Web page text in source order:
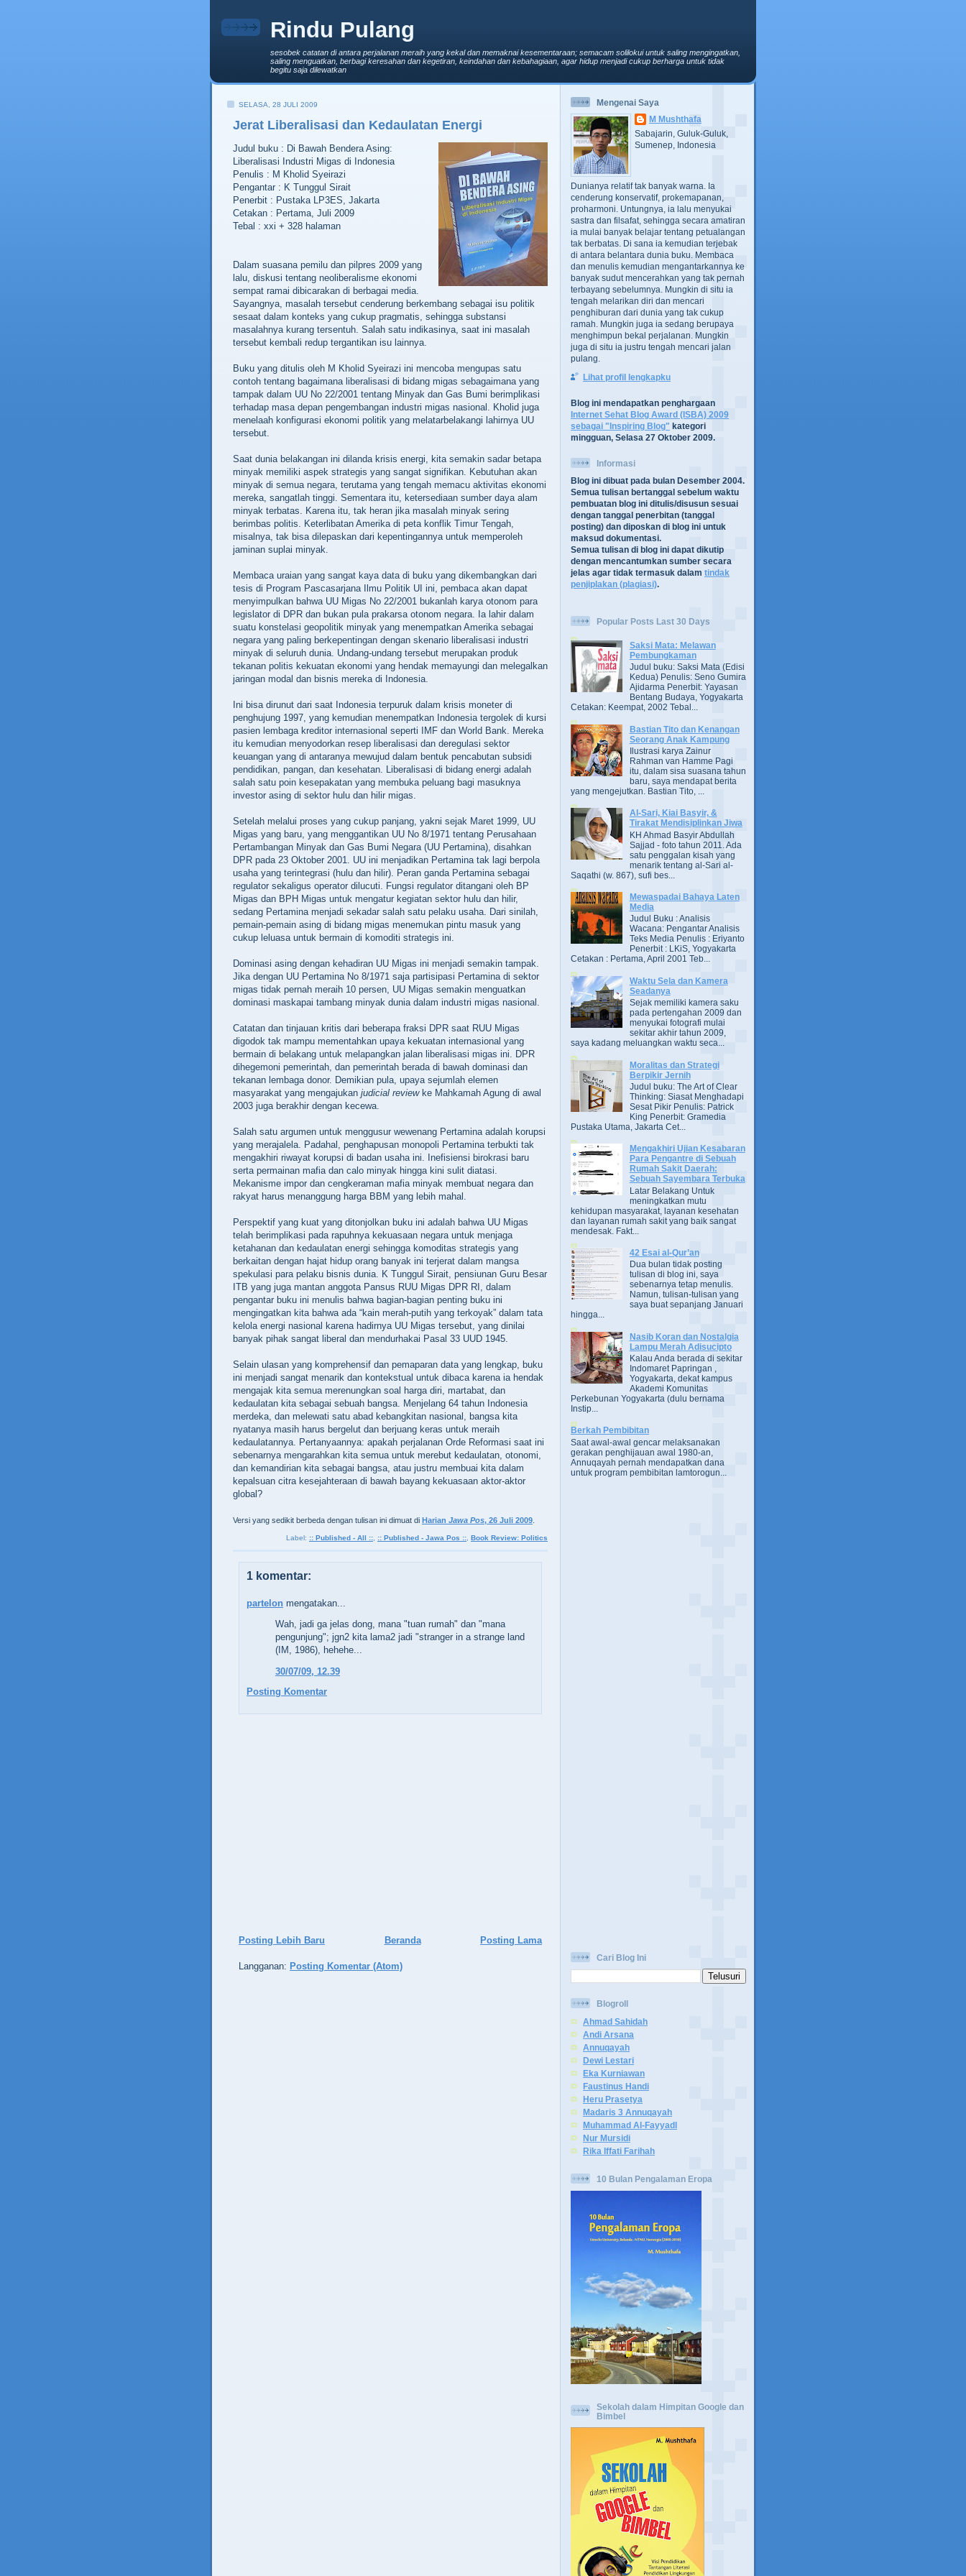
Rindu Pulang
sesobek catatan di antara perjalanan meraih yang kekal dan memaknai kesementaraan; semacam solilokui untuk saling mengingatkan,
saling menguatkan, berbagi keresahan dan kegetiran, keindahan dan kebahagiaan, agar hidup menjadi cukup berharga untuk tidak
begitu saja dilewatkan
SELASA, 28 JULI 2009
Jerat Liberalisasi dan Kedaulatan Energi
Judul buku : Di Bawah Bendera Asing:
Liberalisasi Industri Migas di Indonesia
Penulis : M Kholid Syeirazi
Pengantar : K Tunggul Sirait
Penerbit : Pustaka LP3ES, Jakarta
Cetakan : Pertama, Juli 2009
Tebal : xxi + 328 halaman
Dalam suasana pemilu dan pilpres 2009 yang
lalu, diskusi tentang neoliberalisme ekonomi
sempat ramai dibicarakan di berbagai media.
Sayangnya, masalah tersebut cenderung berkembang sebagai isu politik
sesaat dalam konteks yang cukup pragmatis, sehingga substansi
masalahnya kurang tersentuh. Salah satu indikasinya, saat ini masalah
tersebut kembali redup tergantikan isu lainnya.
Buku yang ditulis oleh M Kholid Syeirazi ini mencoba mengupas satu
contoh tentang bagaimana liberalisasi di bidang migas sebagaimana yang
tampak dalam UU No 22/2001 tentang Minyak dan Gas Bumi berimplikasi
terhadap masa depan pengembangan industri migas nasional. Kholid juga
menelaah konfigurasi ekonomi politik yang melatarbelakangi lahirnya UU
tersebut.
Saat dunia belakangan ini dilanda krisis energi, kita semakin sadar betapa
minyak memiliki aspek strategis yang sangat signifikan. Kebutuhan akan
minyak di semua negara, terutama yang tengah memacu aktivitas ekonomi
mereka, sangatlah tinggi. Sementara itu, ketersediaan sumber daya alam
minyak terbatas. Karena itu, tak heran jika masalah minyak sering
berimbas politis. Keterlibatan Amerika di peta konflik Timur Tengah,
misalnya, tak bisa dilepaskan dari kepentingannya untuk memperoleh
jaminan suplai minyak.
Membaca uraian yang sangat kaya data di buku yang dikembangkan dari
tesis di Program Pascasarjana Ilmu Politik UI ini, pembaca akan dapat
menyimpulkan bahwa UU Migas No 22/2001 bukanlah karya otonom para
legislator di DPR dan bukan pula prakarsa otonom negara. Ia lahir dalam
suatu konstelasi geopolitik minyak yang menempatkan Amerika sebagai
negara yang paling berkepentingan dengan skenario liberalisasi industri
minyak di seluruh dunia. Undang-undang tersebut merupakan produk
tekanan politis kekuatan ekonomi yang hendak memayungi dan melegalkan
jaringan modal dan bisnis mereka di Indonesia.
Ini bisa dirunut dari saat Indonesia terpuruk dalam krisis moneter di
penghujung 1997, yang kemudian menempatkan Indonesia tergolek di kursi
pasien lembaga kreditor internasional seperti IMF dan World Bank. Mereka
itu kemudian menyodorkan resep liberalisasi dan deregulasi sektor
keuangan yang di antaranya mewujud dalam bentuk pencabutan subsidi
pendidikan, pangan, dan kesehatan. Liberalisasi di bidang energi adalah
salah satu poin kesepakatan yang membuka peluang bagi masuknya
investor asing di sektor hulu dan hilir migas.
Setelah melalui proses yang cukup panjang, yakni sejak Maret 1999, UU
Migas yang baru, yang menggantikan UU No 8/1971 tentang Perusahaan
Pertambangan Minyak dan Gas Bumi Negara (UU Pertamina), disahkan
DPR pada 23 Oktober 2001. UU ini menjadikan Pertamina tak lagi berpola
usaha yang terintegrasi (hulu dan hilir). Peran ganda Pertamina sebagai
regulator sekaligus operator dilucuti. Fungsi regulator ditangani oleh BP
Migas dan BPH Migas untuk mengatur kegiatan sektor hulu dan hilir,
sedang Pertamina menjadi sekadar salah satu pelaku usaha. Dari sinilah,
pemain-pemain asing di bidang migas menemukan pintu masuk yang
cukup leluasa untuk bermain di komoditi strategis ini.
Dominasi asing dengan kehadiran UU Migas ini menjadi semakin tampak.
Jika dengan UU Pertamina No 8/1971 saja partisipasi Pertamina di sektor
migas tidak pernah meraih 10 persen, UU Migas semakin menguatkan
dominasi maskapai tambang minyak dunia dalam industri migas nasional.
Catatan dan tinjauan kritis dari beberapa fraksi DPR saat RUU Migas
digodok tak mampu mementahkan upaya kekuatan internasional yang
bermain di belakang untuk melapangkan jalan liberalisasi migas ini. DPR
dihegemoni pemerintah, dan pemerintah berada di bawah dominasi dan
tekanan lembaga donor. Demikian pula, upaya sejumlah elemen
masyarakat yang mengajukan judicial reviewke Mahkamah Agung di awal
2003 juga berakhir dengan kecewa.
Salah satu argumen untuk menggusur wewenang Pertamina adalah korupsi
yang merajalela. Padahal, penghapusan monopoli Pertamina terbukti tak
mengakhiri riwayat korupsi di badan usaha ini. Inefisiensi birokrasi baru
serta permainan mafia dan calo minyak hingga kini sulit diatasi.
Mekanisme impor dan cengkeraman mafia minyak membuat negara dan
rakyat harus menanggung harga BBM yang lebih mahal.
Perspektif yang kuat yang ditonjolkan buku ini adalah bahwa UU Migas
telah berimplikasi pada rapuhnya kekuasaan negara untuk menjaga
ketahanan dan kedaulatan energi sehingga komoditas strategis yang
berkaitan dengan hajat hidup orang banyak ini terjerat dalam mangsa
spekulasi para pelaku bisnis dunia. K Tunggul Sirait, pensiunan Guru Besar
ITB yang juga mantan anggota Pansus RUU Migas DPR RI, dalam
pengantar buku ini menulis bahwa bagian-bagian penting buku ini
mengingatkan kita bahwa ada “kain merah-putih yang terkoyak” dalam tata
kelola energi nasional karena hadirnya UU Migas tersebut, yang dinilai
banyak pihak sangat liberal dan mendurhakai Pasal 33 UUD 1945.
Selain ulasan yang komprehensif dan pemaparan data yang lengkap, buku
ini menjadi sangat menarik dan kontekstual untuk dibaca karena ia hendak
mengajak kita semua merenungkan soal harga diri, martabat, dan
kedaulatan kita sebagai sebuah bangsa. Menjelang 64 tahun Indonesia
merdeka, dan melewati satu abad kebangkitan nasional, bangsa kita
nyatanya masih harus bergelut dan berjuang keras untuk meraih
kedaulatannya. Pertanyaannya: apakah perjalanan Orde Reformasi saat ini
sebenarnya mengarahkan kita semua untuk merebut kedaulatan, otonomi,
dan kemandirian kita sebagai bangsa, atau justru membuai kita dalam
kepalsuan citra kesejahteraan di bawah bayang kekuasaan aktor-aktor
global?
Versi yang sedikit berbeda dengan tulisan ini dimuat di Harian Jawa Pos, 26 Juli 2009
Label: :: Published - All ::, :: Published - Jawa Pos ::, Book Review: Politics
1 komentar:
partelon mengatakan...
Wah, jadi ga jelas dong, mana "tuan rumah" dan "mana
pengunjung"; jgn2 kita lama2 jadi "stranger in a strange land
(IM, 1986), hehehe...
30/07/09, 12.39
Posting Komentar
Posting Lebih Baru Posting Lama
Beranda
Langganan: Posting Komentar (Atom)
Mengenai Saya
M Mushthafa
Sabajarin, Guluk-Guluk,
Sumenep, Indonesia
Dunianya relatif tak banyak warna. Ia
cenderung konservatif, prokemapanan,
proharmoni. Untungnya, ia lalu menyukai
sastra dan filsafat, sehingga secara amatiran
ia mulai banyak belajar tentang petualangan
tak berbatas. Di sana ia kemudian terjebak
di antara belantara dunia buku. Membaca
dan menulis kemudian mengantarkannya ke
banyak sudut mencerahkan yang tak pernah
terbayang sebelumnya. Mungkin di situ ia
tengah melarikan diri dan mencari
penghiburan dari dunia yang tak cukup
ramah. Mungkin juga ia sedang berupaya
menghimpun bekal perjalanan. Mungkin
juga di situ ia justru tengah mencari jalan
pulang.
Lihat profil lengkapku
Blog ini mendapatkan penghargaan
Internet Sehat Blog Award (ISBA) 2009
sebagai "Inspiring Blog" kategori
mingguan, Selasa 27 Oktober 2009.
Informasi
Blog ini dibuat pada bulan Desember 2004.
Semua tulisan bertanggal sebelum waktu
pembuatan blog ini ditulis/disusun sesuai
dengan tanggal penerbitan (tanggal
posting) dan diposkan di blog ini untuk
maksud dokumentasi.
Semua tulisan di blog ini dapat dikutip
dengan mencantumkan sumber secara
jelas agar tidak termasuk dalam tindak
penjiplakan (plagiasi).
Popular Posts Last 30 Days
Saksi Mata: Melawan
Pembungkaman
Judul buku: Saksi Mata (Edisi
Kedua) Penulis: Seno Gumira
Ajidarma Penerbit: Yayasan
Bentang Budaya, Yogyakarta
Cetakan: Keempat, 2002 Tebal...
Bastian Tito dan Kenangan
Seorang Anak Kampung
Ilustrasi karya Zainur
Rahman van Hamme Pagi
itu, dalam sisa suasana tahun
baru, saya mendapat berita
yang mengejutkan. Bastian Tito, ...
Al-Sari, Kiai Basyir, &
Tirakat Mendisiplinkan Jiwa
KH Ahmad Basyir Abdullah
Sajjad - foto tahun 2011. Ada
satu penggalan kisah yang
menarik tentang al-Sari al-
Saqathi (w. 867), sufi bes...
Mewaspadai Bahaya Laten
Media
Judul Buku : Analisis
Wacana: Pengantar Analisis
Teks Media Penulis : Eriyanto
Penerbit : LKiS, Yogyakarta
Cetakan : Pertama, April 2001 Teb...
Waktu Sela dan Kamera
Seadanya
Sejak memiliki kamera saku
pada pertengahan 2009 dan
menyukai fotografi mulai
sekitar akhir tahun 2009,
saya kadang meluangkan waktu seca...
Moralitas dan Strategi
Berpikir Jernih
Judul buku: The Art of Clear
Thinking: Siasat Menghadapi
Sesat Pikir Penulis: Patrick
King Penerbit: Gramedia
Pustaka Utama, Jakarta Cet...
Mengakhiri Ujian Kesabaran
Para Pengantre di Sebuah
Rumah Sakit Daerah:
Sebuah Sayembara Terbuka
Latar Belakang Untuk
meningkatkan mutu
kehidupan masyarakat, layanan kesehatan
dan layanan rumah sakit yang baik sangat
mendesak. Fakt...
42 Esai al-Qur’an
Dua bulan tidak posting
tulisan di blog ini, saya
sebenarnya tetap menulis.
Namun, tulisan-tulisan yang
saya buat sepanjang Januari
hingga...
Nasib Koran dan Nostalgia
Lampu Merah Adisucipto
Kalau Anda berada di sekitar
Indomaret Papringan ,
Yogyakarta, dekat kampus
Akademi Komunitas
Perkebunan Yogyakarta (dulu bernama
Instip...
Berkah Pembibitan
Saat awal-awal gencar melaksanakan
gerakan penghijauan awal 1980-an,
Annuqayah pernah mendapatkan dana
untuk program pembibitan lamtorogun...
Cari Blog Ini
Blogroll
Ahmad Sahidah
Andi Arsana
Annuqayah
Dewi Lestari
Eka Kurniawan
Faustinus Handi
Heru Prasetya
Madaris 3 Annuqayah
Muhammad Al-Fayyadl
Nur Mursidi
Rika Iffati Farihah
10 Bulan Pengalaman Eropa
Sekolah dalam Himpitan Google dan
Bimbel